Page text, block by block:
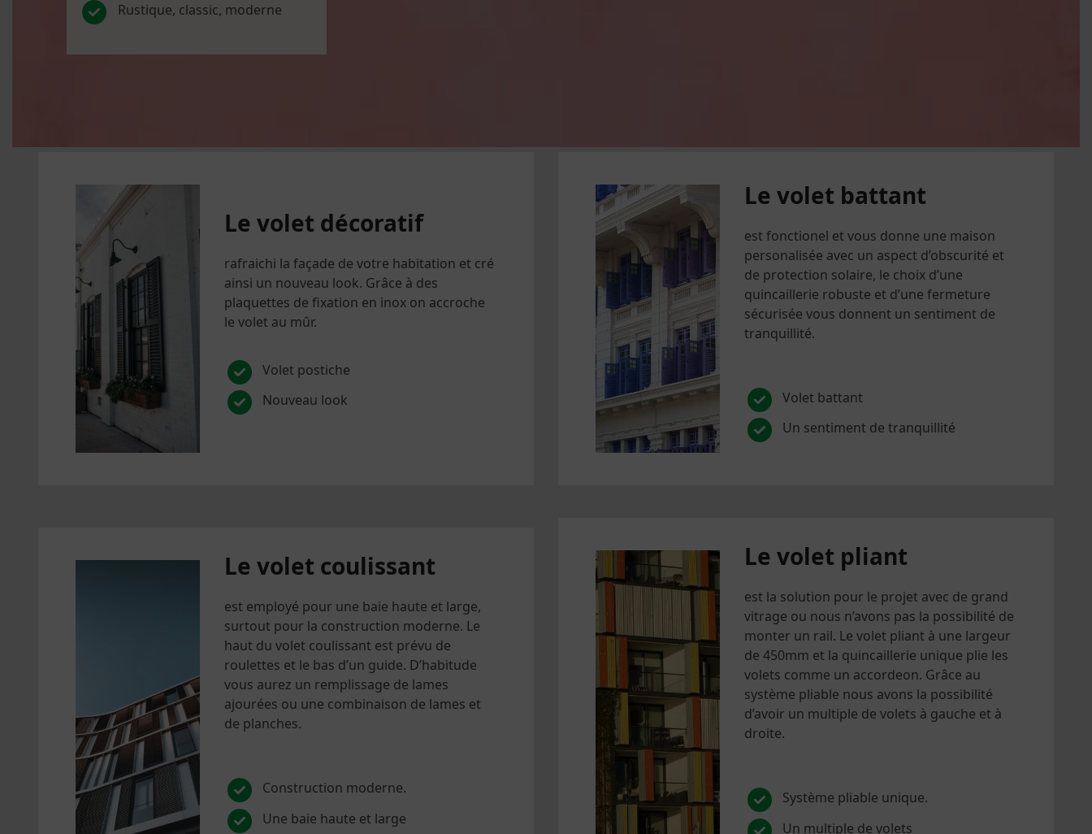
Rustique, classic, moderne
Le volet décoratif
rafraichi la façade de votre habitation et cré
ainsi un nouveau look. Grâce à des
plaquettes de fixation en inox on accroche
le volet au mûr.
Volet postiche
Nouveau look
Le volet battant
est fonctionel et vous donne une maison
personalisée avec un aspect d’obscurité et
de protection solaire, le choix d’une
quincaillerie robuste et d’une fermeture
sécurisée vous donnent un sentiment de
tranquillité.
Volet battant
Un sentiment de tranquillité
Le volet coulissant
est employé pour une baie haute et large,
surtout pour la construction moderne. Le
haut du volet coulissant est prévu de
roulettes et le bas d’un guide. D’habitude
vous aurez un remplissage de lames
ajourées ou une combinaison de lames et
de planches.
Construction moderne.
Une baie haute et large
Le volet pliant
est la solution pour le projet avec de grand
vitrage ou nous n’avons pas la possibilité de
monter un rail. Le volet pliant à une largeur
de 450mm et la quincaillerie unique plie les
volets comme un accordeon. Grâce au
système pliable nous avons la possibilité
d’avoir un multiple de volets à gauche et à
droite.
Système pliable unique.
Un multiple de volets